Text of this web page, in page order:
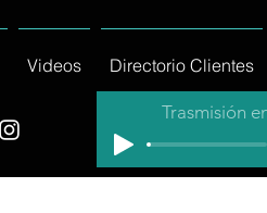
Videos Directorio Clientes
Trasmisión